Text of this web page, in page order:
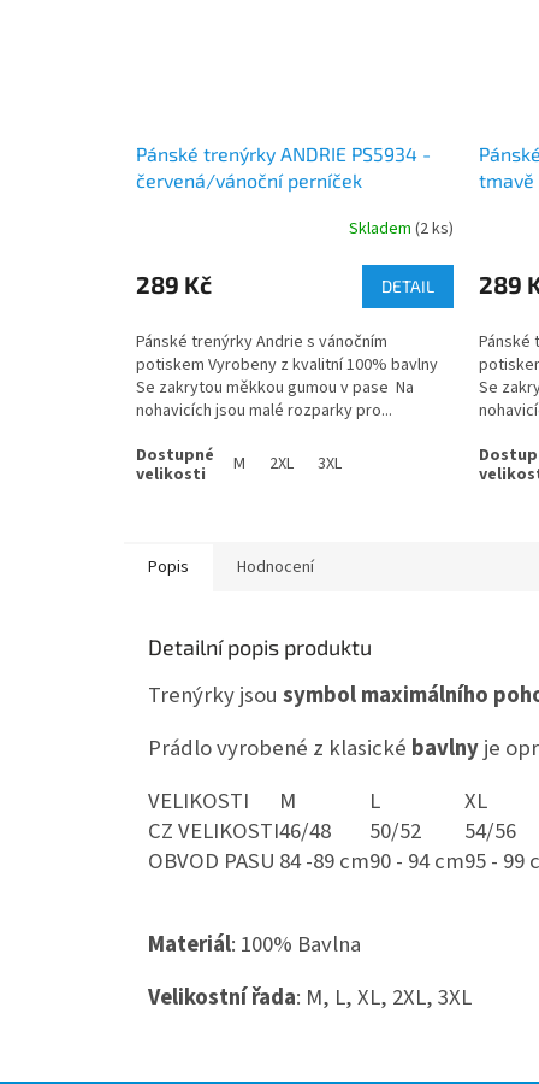
Pánské trenýrky ANDRIE PS5934 -
červená/vánoční perníček
Skladem (2 ks)
289 Kč DETAIL
Pánské trenýrky Andrie s vánočním
potiskem Vyrobeny z kvalitní 100% bavlny
Se zakrytou měkkou gumou v pase Na
nohavicích jsou malé rozparky pro...
M 2XL 3XL
tmavě
289
Pánské
Se
Popis Hodnocení
Detailní popis produktu
Trenýrky jsou symbol maximálního
Prádlo vyrobené z klasické bavlnyje
VELIKOSTI
M L XL
CZ VELIKOSTI46/48 50/52 54/56
OBVOD PASU 84 -89 cm90 - 94 cm95 - 99
Materiál: 100% Bavlna
Velikostní řada: M, L, XL, 2XL, 3XL